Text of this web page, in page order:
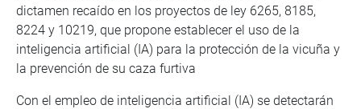
dictamen recaído en los proyectos de ley 6265, 8185,
8224 y 10219, que propone establecer el uso de la
inteligencia artificial (IA) para la protección de la vicuña y
la prevención de su caza furtiva
Con el empleo de inteligencia artificial (IA) se detectarán